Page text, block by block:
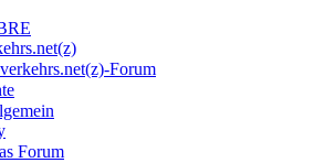
Forum
Forum